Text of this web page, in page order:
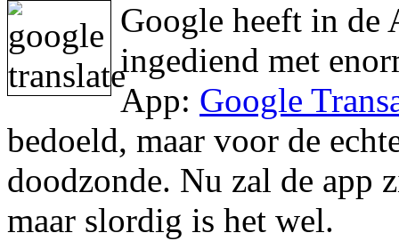
Google heeft in de
ingediend met
App: Google
bedoeld, maar voor de
doodzonde. Nu zal de app
maar slordig is het wel.